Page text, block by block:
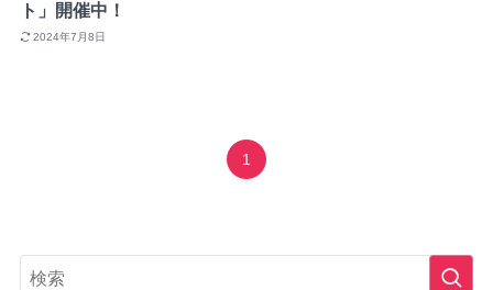
ト」開催中！
2024年7月8日
1